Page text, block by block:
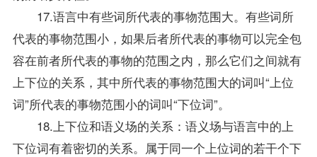
17.语言中有些词所代表的事物范围大。有些词所
代表的事物范围小，如果后者所代表的事物可以完全包
容在前者所代表的事物的范围之内，那么它们之间就有
上下位的关系，其中所代表的事物范围大的词叫“上位
词”所代表的事物范围小的词叫“下位词”。
18.上下位和语义场的关系：语义场与语言中的上
下位词有着密切的关系。属于同一个上位词的若干个下